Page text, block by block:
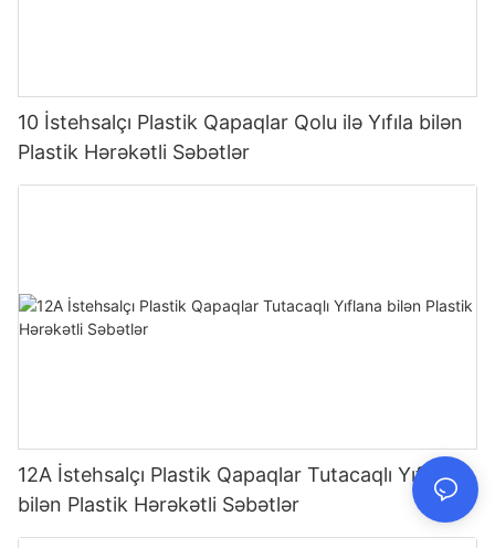
10 İstehsalçı Plastik Qapaqlar Qolu ilə Yıfıla bilən
Plastik Hərəkətli Səbətlər
12A İstehsalçı Plastik Qapaqlar Tutacaqlı Yıflana
bilən Plastik Hərəkətli Səbətlər